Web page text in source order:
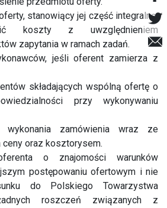
stanowiący jej część integralną,
koszty z uwzględnieniem
zapytania w ramach zadań.
jeśli oferent zamierza z
składających wspólną ofertę o
przy wykonywaniu
wykonania zamówienia wraz ze
oraz kosztorysem.
o znajomości warunków
postępowaniu ofertowym i nie
do Polskiego Towarzystwa
roszczeń związanych z